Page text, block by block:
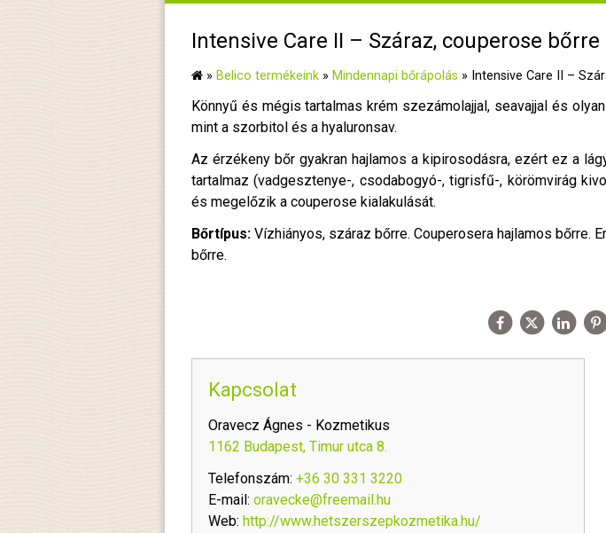
Intensive Care II – Száraz, couperose bőrre
» Belico termékeink » Mindennapi bőrápolás » Intensive Care II –
Könnyű és mégis tartalmas krém szezámolajjal, seavajjal és
mint a szorbitol és a hyaluronsav.
Az érzékeny bőr gyakran hajlamos a kipirosodásra, ezért ez a
tartalmaz (vadgesztenye-, csodabogyó-, tigrisfű-, körömvirág
és megelőzik a couperose kialakulását.
Bőrtípus: Vízhiányos, száraz bőrre. Couperosera hajlamos bőrre.
bőrre.
Kapcsolat
Oravecz Ágnes - Kozmetikus
1162 Budapest, Timur utca 8.
Telefonszám: +36 30 331 3220
E-mail: oravecke@freemail.hu
Web: http://www.hetszerszepkozmetika.hu/